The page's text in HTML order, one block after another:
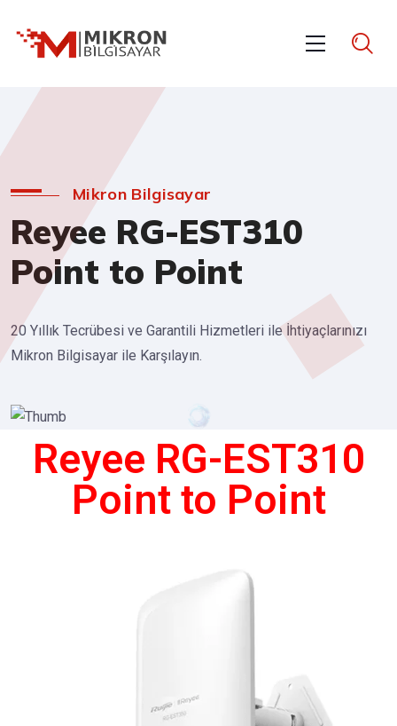
Mikron Bilgisayar
Reyee RG-EST310
Point to Point
20 Yıllık Tecrübesi ve Garantili Hizmetleri ile İhtiyaçlarınızı
Mikron Bilgisayar ile Karşılayın.
Reyee RG-EST310
Point to Point